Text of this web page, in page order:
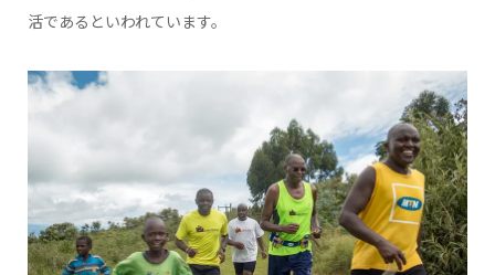
活であるといわれています。